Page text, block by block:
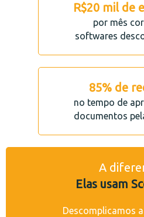
R$20 mil de
por mês
softwares
85% de
no tempo de
documentos
A
Elas usam
Descomplicamos